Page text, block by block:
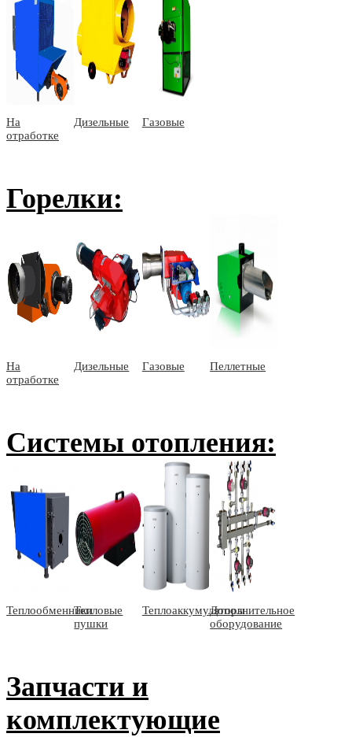
На
отработке
Дизельные Газовые
Горелки:
На
отработке
Дизельные Газовые Пеллетные
Системы отопления:
ТеплообменникиТепловые
пушки
ТеплоаккумуляторыДополнительное
оборудование
Запчасти и
комплектующие